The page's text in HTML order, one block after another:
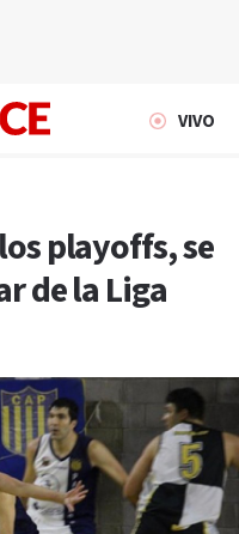
VIVO
playoffs, se
de la Liga